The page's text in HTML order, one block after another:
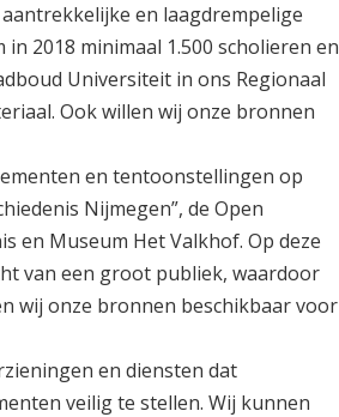
en laagdrempelige
2018 minimaal 1.500 scholieren en
Universiteit in ons Regionaal
Ook willen wij onze bronnen
en tentoonstellingen op
Nijmegen”, de Open
en Museum Het Valkhof. Op deze
van een groot publiek, waardoor
wij onze bronnen beschikbaar voor
en diensten dat
veilig te stellen. Wij kunnen